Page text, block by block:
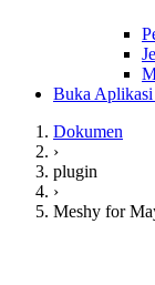
Buka Aplikasi
Dokumen
›
plugin
›
Meshy for